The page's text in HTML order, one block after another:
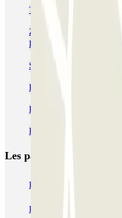
Trouver un parking au
ZFE Marseille :
Parclick
Se garer près de la Gare
Parking Gare Saint-
Parking Vieux Port de
Parking Centre Bourse
Les parkings les plus
Parking Paris Parking
Parking Charles de Gaulle